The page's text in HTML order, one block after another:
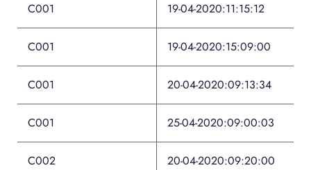
C001 19-04-2020:11:15:12
C001 19-04-2020:15:09:00
C001 20-04-2020:09:13:34
C001 25-04-2020:09:00:03
C002 20-04-2020:09:20:00